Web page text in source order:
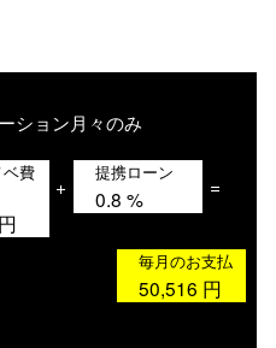
ション月々のみ
費
+
提携ローン
0.8 % =
毎月のお支払
50,516 円